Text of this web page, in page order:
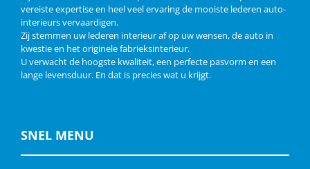
vereiste expertise en heel veel ervaring de mooiste lederen auto-
interieurs vervaardigen.
Zij stemmen uw lederen interieur af op uw wensen, de auto in
kwestie en het originele fabrieksinterieur.
U verwacht de hoogste kwaliteit, een perfecte pasvorm en een
lange levensduur. En dat is precies wat u krijgt.
SNEL MENU